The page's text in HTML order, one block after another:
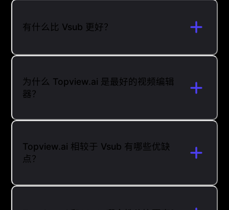
有什么比 Vsub 更好？
为什么 Topview.ai 是最好的视频编辑
器？
Topview.ai 相较于 Vsub 有哪些优缺
点？